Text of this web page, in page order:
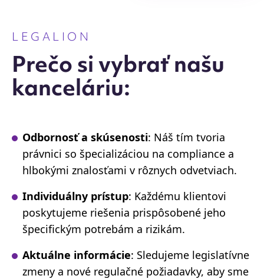
LEGALION
Prečo si vybrať našu
kanceláriu:
Odbornosť a skúsenosti: Náš tím tvoria
právnici so špecializáciou na compliance a
hlbokými znalosťami v rôznych odvetviach.
Individuálny prístup: Každému klientovi
poskytujeme riešenia prispôsobené jeho
špecifickým potrebám a rizikám.
Aktuálne informácie: Sledujeme legislatívne
zmeny a nové regulačné požiadavky, aby sme